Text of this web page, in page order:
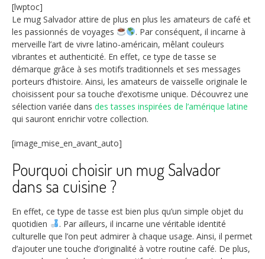
[lwptoc]
Le mug Salvador attire de plus en plus les amateurs de café et
les passionnés de voyages
. Par conséquent, il incarne à
merveille l’art de vivre latino-américain, mêlant couleurs
vibrantes et authenticité. En effet, ce type de tasse se
démarque grâce à ses motifs traditionnels et ses messages
porteurs d’histoire. Ainsi, les amateurs de vaisselle originale le
choisissent pour sa touche d’exotisme unique. Découvrez une
sélection variée dans des tasses inspirées de l’amérique latine
qui sauront enrichir votre collection.
[image_mise_en_avant_auto]
Pourquoi choisir un mug Salvador
dans sa cuisine ?
En effet, ce type de tasse est bien plus qu’un simple objet du
quotidien
. Par ailleurs, il incarne une véritable identité
culturelle que l’on peut admirer à chaque usage. Ainsi, il permet
d’ajouter une touche d’originalité à votre routine café. De plus,